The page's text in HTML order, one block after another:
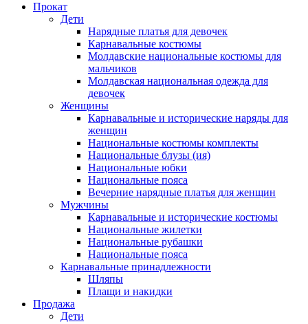
Прокат
Дети
Нарядные платья для девочек
Карнавальные костюмы
Молдавские национальные костюмы для
мальчиков
Молдавская национальная одежда для
девочек
Женщины
Карнавальные и исторические наряды для
женщин
Национальные костюмы комплекты
Национальные блузы (ия)
Национальные юбки
Национальные пояса
Вечерние нарядные платья для женщин
Мужчины
Карнавальные и исторические костюмы
Национальные жилетки
Национальные рубашки
Национальные пояса
Карнавальные принадлежности
Шляпы
Плащи и накидки
Продажа
Дети